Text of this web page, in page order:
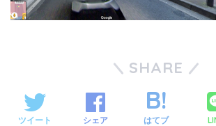
SHARE
ツイート シェア はてブ